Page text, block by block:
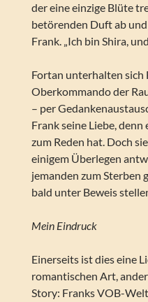
der eine einzige Blüte
betörenden Duft ab
Frank. „Ich bin Shira,
Fortan unterhalten sich
Oberkommando der
– per
Frank seine Liebe,
zum Reden hat. Doch
einigem Überlegen
jemanden zum Sterben
bald unter Beweis
Mein Eindruck
Einerseits ist dies eine
romantischen Art,
Story: Franks VOB-